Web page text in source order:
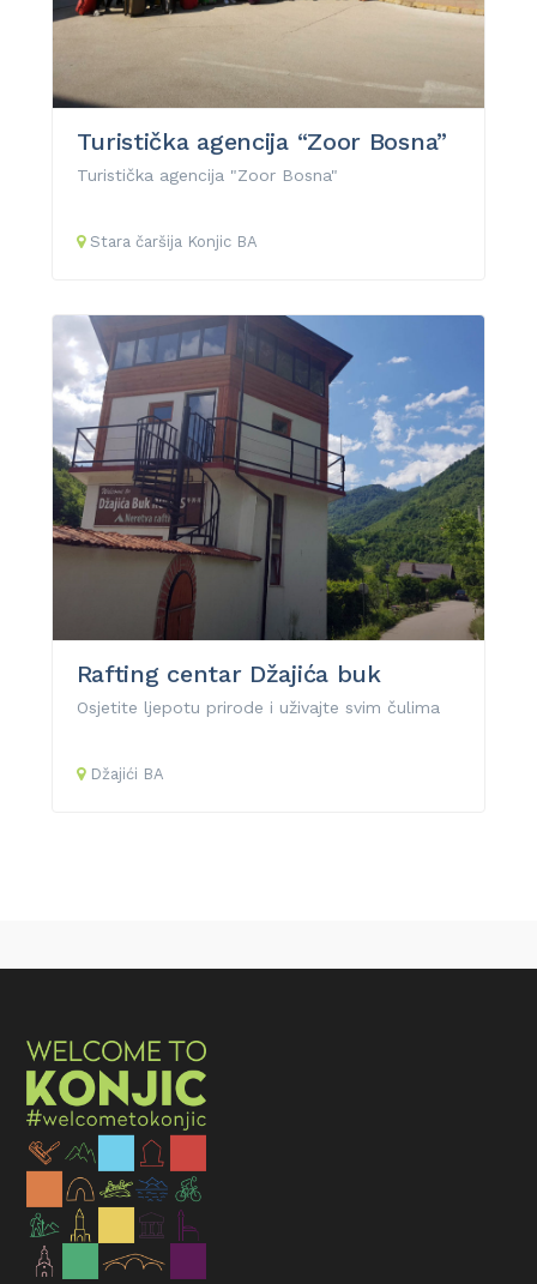
Turistička agencija “Zoor Bosna”
Turistička agencija "Zoor Bosna"
Stara čaršija Konjic BA
Rafting centar Džajića buk
Osjetite ljepotu prirode i uživajte svim čulima
Džajići BA